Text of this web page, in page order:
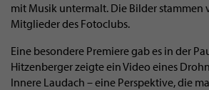
mit Musik untermalt. Die Bilder stammen
Mitglieder des Fotoclubs.
Eine besondere Premiere gab es in der
Hitzenberger zeigte ein Video eines
Innere Laudach – eine Perspektive, die